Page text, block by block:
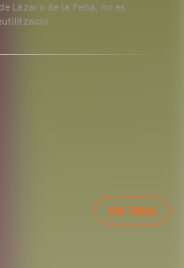
Lázaro de la Peña, no es
VER TODAS
CF 04/03/26